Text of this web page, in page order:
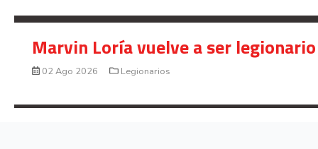
Marvin Loría vuelve a ser
02 Ago 2026 Legionarios